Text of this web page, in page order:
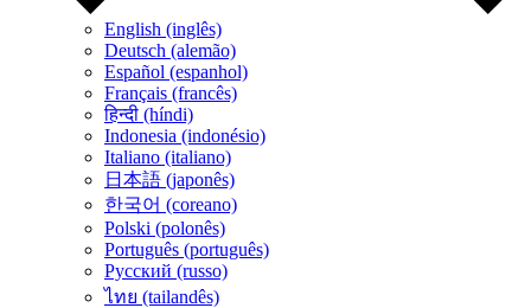
English (inglês)
Deutsch (alemão)
Español (espanhol)
Français (francês)
हिन्दी (híndi)
Indonesia (indonésio)
Italiano (italiano)
日本語 (japonês)
한국어 (coreano)
Polski (polonês)
Português (português)
Русский (russo)
ไทย (tailandês)